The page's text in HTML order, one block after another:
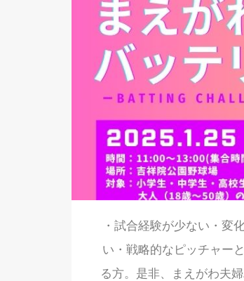
・試合経験が少ない・変
い・戦略的なピッチャー
る方。是非、まえがわ夫